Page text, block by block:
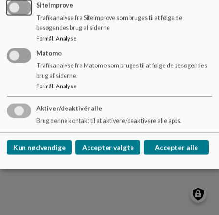
Hadbjerg Skole
Bavnehøjvej 135, Hadbjerg, 8370 Hadsten
hsk@favrskov.dk
+45 8964 4800
EAN NR.
5798004464335
Sitemap
Cookie politik
SiteImprove
Trafikanalyse fra Siteimprove som bruges til at følge de
besøgendes brug af siderne
Formål: Analyse
Matomo
Trafikanalyse fra Matomo som bruges til at følge de besøgendes
brug af siderne.
Formål: Analyse
Aktiver/deaktivér alle
Brug denne kontakt til at aktivere/deaktivere alle apps.
Kun nødvendige Accepter valgte Accepter alle